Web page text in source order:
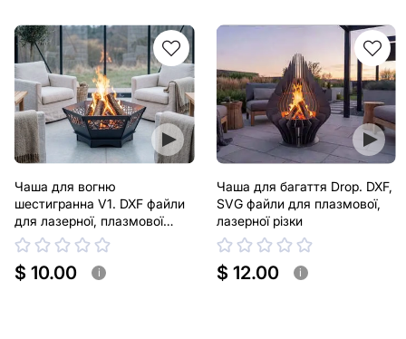
Чаша для вогню
шестигранна V1. DXF файли
для лазерної, плазмової
різки
$ 10.00 i
Чаша для багаття Drop. DXF,
SVG файли для плазмової,
лазерної різки
$ 12.00 i